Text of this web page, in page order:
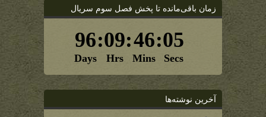
زمان باقی‌مانده تا پخش فصل سوم سریال
آخرین نوشته‌ها